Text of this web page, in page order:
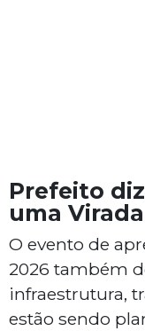
Prefeito
uma
O evento de
2026 também
infraestrutura,
estão sendo